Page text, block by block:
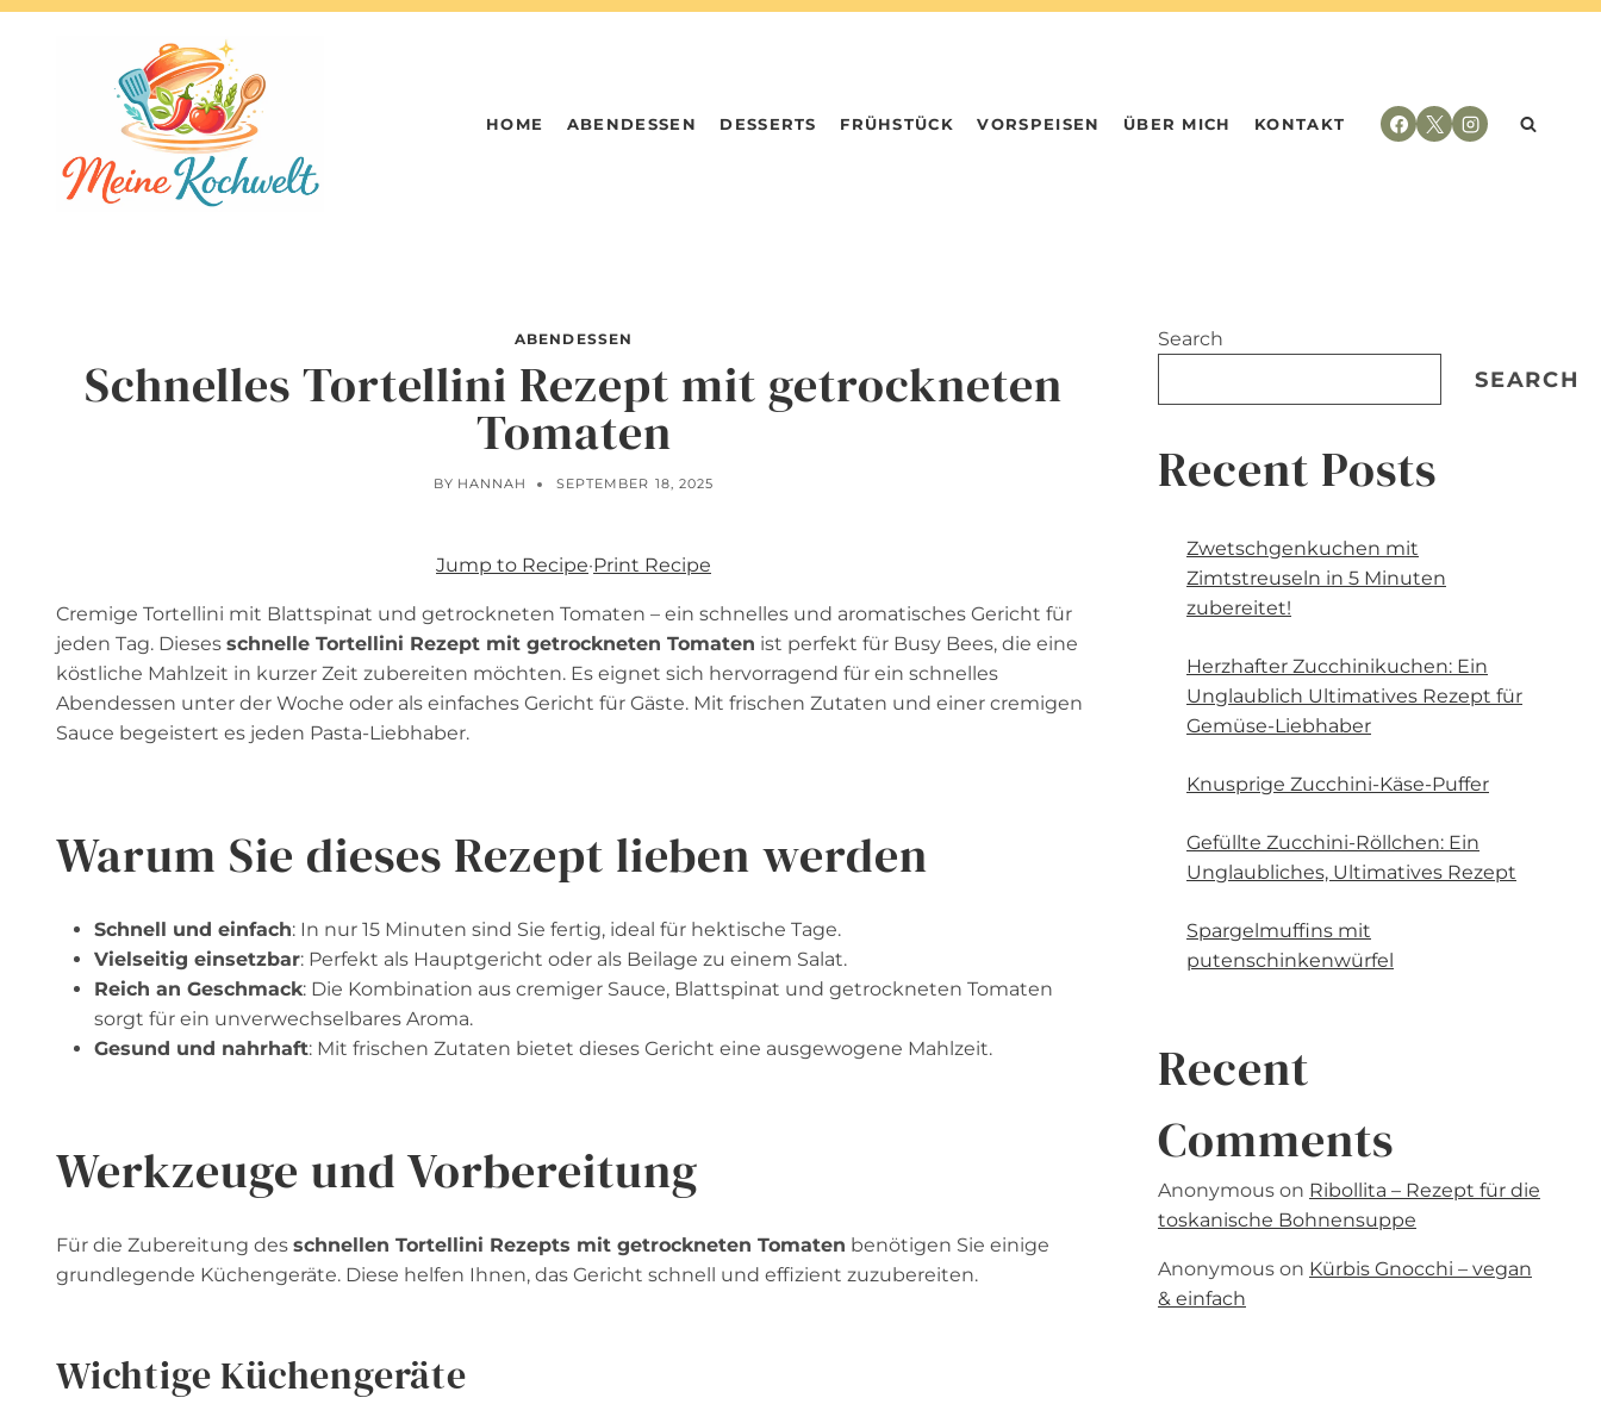
Skip
HOME ABENDESSEN DESSERTS FRÜHSTÜCK VORSPEISEN ÜBER MICH KONTAKT
ABENDESSEN
Schnelles Tortellini Rezept mit getrockneten
Tomaten
BY HANNAH SEPTEMBER 18, 2025
Jump to Recipe·Print Recipe
Cremige Tortellini mit Blattspinat und getrockneten Tomaten – ein schnelles und aromatisches Gericht für
jeden Tag. Dieses schnelle Tortellini Rezept mit getrockneten Tomaten ist perfekt für Busy Bees, die eine
köstliche Mahlzeit in kurzer Zeit zubereiten möchten. Es eignet sich hervorragend für ein schnelles
Abendessen unter der Woche oder als einfaches Gericht für Gäste. Mit frischen Zutaten und einer cremigen
Sauce begeistert es jeden Pasta-Liebhaber.
Warum Sie dieses Rezept lieben werden
Schnell und einfach: In nur 15 Minuten sind Sie fertig, ideal für hektische Tage.
Vielseitig einsetzbar: Perfekt als Hauptgericht oder als Beilage zu einem Salat.
Reich an Geschmack: Die Kombination aus cremiger Sauce, Blattspinat und getrockneten Tomaten
sorgt für ein unverwechselbares Aroma.
Gesund und nahrhaft: Mit frischen Zutaten bietet dieses Gericht eine ausgewogene Mahlzeit.
Werkzeuge und Vorbereitung
Für die Zubereitung des schnellen Tortellini Rezepts mit getrockneten Tomaten benötigen Sie einige
grundlegende Küchengeräte. Diese helfen Ihnen, das Gericht schnell und effizient zuzubereiten.
Wichtige Küchengeräte
Search
SEARCH
Recent Posts
Zwetschgenkuchen mit
Zimtstreuseln in 5 Minuten
zubereitet!
Herzhafter Zucchinikuchen: Ein
Unglaublich Ultimatives Rezept für
Gemüse-Liebhaber
Knusprige Zucchini-Käse-Puffer
Gefüllte Zucchini-Röllchen: Ein
Unglaubliches, Ultimatives Rezept
Spargelmuffins mit
putenschinkenwürfel
Recent
Comments
Anonymous on Ribollita – Rezept für die
toskanische Bohnensuppe
Anonymous on Kürbis Gnocchi – vegan
& einfach